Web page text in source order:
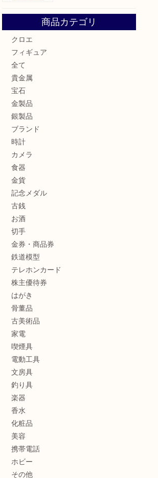
商品カテゴリ
クロエ
フィギュア
全て
貴金属
宝石
金製品
銀製品
ブランド
時計
カメラ
食器
金貨
記念メダル
古銭
お酒
切手
金券・商品券
鉄道模型
テレホンカード
株主優待券
はがき
骨董品
古美術品
家電
喫煙具
電動工具
文房具
釣り具
楽器
香水
化粧品
美容
携帯電話
ホビー
その他